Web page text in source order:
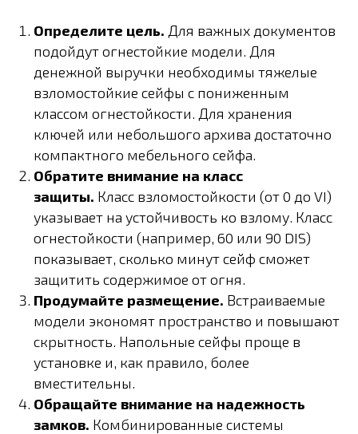
Определите цель. Для важных документов
подойдут огнестойкие модели. Для
денежной выручки необходимы тяжелые
взломостойкие сейфы с пониженным
классом огнестойкости. Для хранения
ключей или небольшого архива достаточно
компактного мебельного сейфа.
Обратите внимание на класс
защиты. Класс взломостойкости (от 0 до VI)
указывает на устойчивость ко взлому. Класс
огнестойкости (например, 60 или 90 DIS)
показывает, сколько минут сейф сможет
защитить содержимое от огня.
Продумайте размещение. Встраиваемые
модели экономят пространство и повышают
скрытность. Напольные сейфы проще в
установке и, как правило, более
вместительны.
Обращайте внимание на надежность
замков. Комбинированные системы